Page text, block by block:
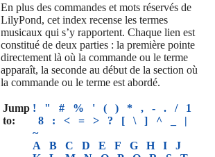
En plus des commandes et mots réservés de
LilyPond, cet index recense les termes
musicaux qui s’y rapportent. Chaque lien est
constitué de deux parties : la première pointe
directement là où la commande ou le terme
apparaît, la seconde au début de la section où
la commande ou le terme est abordé.
Jump
to:
! " # % ' ( ) * , - . /
1
8
: < = > ? [ \ ] ^
|
~
A
B C D E F G H I
J